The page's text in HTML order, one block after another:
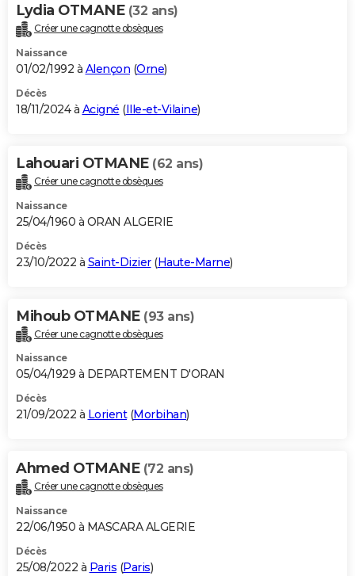
Bricolage
Lifestyle
Culture
Sport
Auto
Television
Voyage
Cinema
Lydia OTMANE (32 ans)
Créer une cagnotte obsèques
Naissance
01/02/1992 à Alençon (Orne)
Décès
18/11/2024 à Acigné (Ille-et-Vilaine)
Lahouari OTMANE (62 ans)
Créer une cagnotte obsèques
Naissance
25/04/1960 à ORAN ALGERIE
Décès
23/10/2022 à Saint-Dizier(Haute-Marne)
Mihoub OTMANE (93 ans)
Créer une cagnotte obsèques
Naissance
05/04/1929 à DEPARTEMENT D'ORAN
Décès
21/09/2022 à Lorient(Morbihan)
Ahmed OTMANE (72 ans)
Créer une cagnotte obsèques
Naissance
22/06/1950 à MASCARA ALGERIE
Décès
25/08/2022 à Paris (Paris)